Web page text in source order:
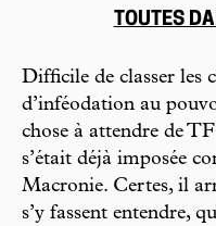
TOUTES
Difficile de classer les
d’inféodation au
chose à attendre de
s’était déjà imposée
Macronie. Certes, il
s’y fassent entendre,